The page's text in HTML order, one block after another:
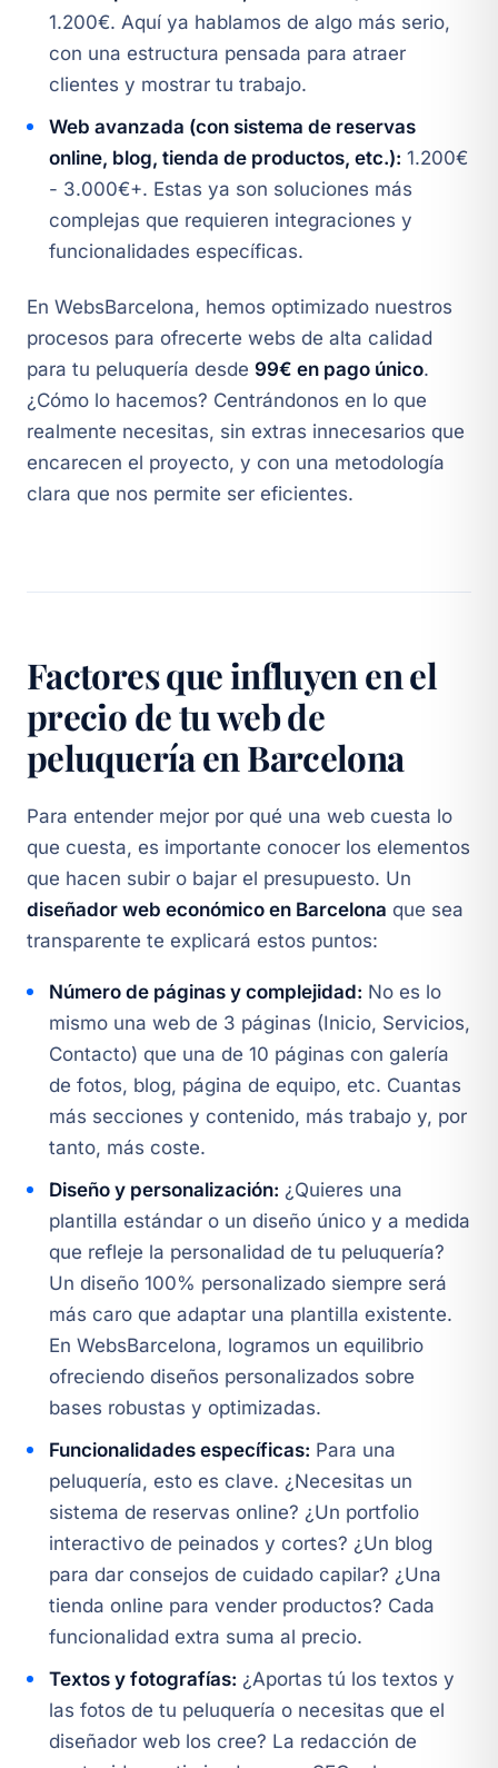
1.200€. Aquí ya hablamos de algo más serio,
con una estructura pensada para atraer
clientes y mostrar tu trabajo.
Web avanzada (con sistema de reservas
online, blog, tienda de productos, etc.): 1.200€
- 3.000€+. Estas ya son soluciones más
complejas que requieren integraciones y
funcionalidades específicas.
En WebsBarcelona, hemos optimizado nuestros
procesos para ofrecerte webs de alta calidad
para tu peluquería desde 99€ en pago único.
¿Cómo lo hacemos? Centrándonos en lo que
realmente necesitas, sin extras innecesarios que
encarecen el proyecto, y con una metodología
clara que nos permite ser eficientes.
Factores que influyen en el
precio de tu web de
peluquería en Barcelona
Para entender mejor por qué una web cuesta lo
que cuesta, es importante conocer los elementos
que hacen subir o bajar el presupuesto. Un
diseñador web económico en Barcelona que sea
transparente te explicará estos puntos:
Número de páginas y complejidad: No es lo
mismo una web de 3 páginas (Inicio, Servicios,
Contacto) que una de 10 páginas con galería
de fotos, blog, página de equipo, etc. Cuantas
más secciones y contenido, más trabajo y, por
tanto, más coste.
Diseño y personalización: ¿Quieres una
plantilla estándar o un diseño único y a medida
que refleje la personalidad de tu peluquería?
Un diseño 100% personalizado siempre será
más caro que adaptar una plantilla existente.
En WebsBarcelona, logramos un equilibrio
ofreciendo diseños personalizados sobre
bases robustas y optimizadas.
Funcionalidades específicas: Para una
peluquería, esto es clave. ¿Necesitas un
sistema de reservas online? ¿Un portfolio
interactivo de peinados y cortes? ¿Un blog
para dar consejos de cuidado capilar? ¿Una
tienda online para vender productos? Cada
funcionalidad extra suma al precio.
Textos y fotografías: ¿Aportas tú los textos y
las fotos de tu peluquería o necesitas que el
diseñador web los cree? La redacción de